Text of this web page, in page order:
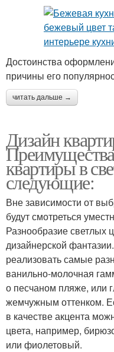
Достоинства
причины его
читать дальше →
Дизайн
квартиры в
следующие:
Вне зависимости от
будут смотреться
Разнообразие светлых
дизайнерской
реализовать самые
ванильно-молочная
о песчаном пляже, или
жемчужным оттенком.
в качестве акцента
цвета, например,
или фиолетовый.